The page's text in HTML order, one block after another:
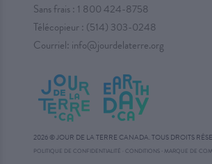
Sans frais : 1 800 424-8758
Télécopieur : (514) 303-0248
Courriel: info@jourdelaterre.org
2026 © JOUR DE LA TERRE CANADA. TOUS DROITS
POLITIQUE DE CONFIDENTIALITÉ CONDITIONS·MARQUE DE